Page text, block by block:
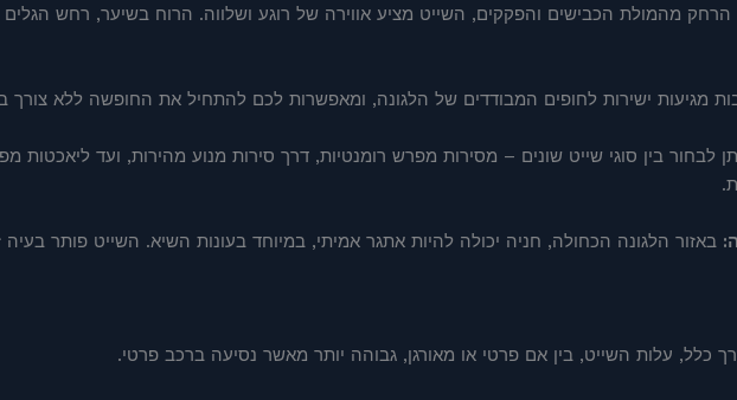
הרחק מהמולת הכבישים והפקקים, השייט מציע אווירה של רוגע ושלווה. הרוח בשיער, רחש
מגיעות ישירות לחופים המבודדים של הלגונה, ומאפשרות לכם להתחיל את החופשה ללא צורך
לבחור בין סוגי שייט שונים – מסירות מפרש רומנטיות, דרך סירות מנוע מהירות, ועד ליאכטות
באזור הלגונה הכחולה, חניה יכולה להיות אתגר אמיתי, במיוחד בעונות השיא. השייט פותר בעיה
כלל, עלות השייט, בין אם פרטי או מאורגן, גבוהה יותר מאשר נסיעה ברכב פרטי.